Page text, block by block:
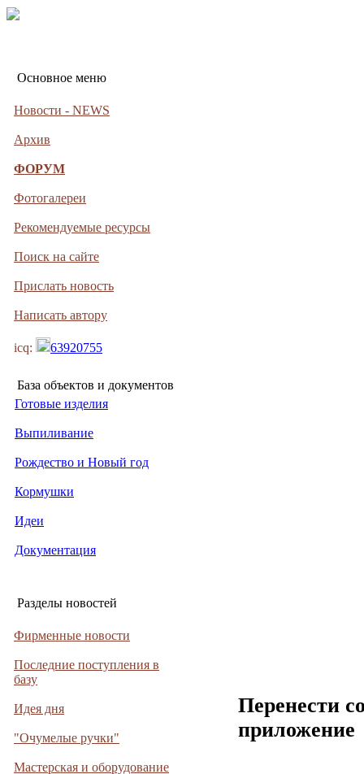
Основное меню
Новости - NEWS
Архив
ФОРУМ
Фотогалереи
Рекомендуемые ресурсы
Поиск на сайте
Прислать новость
Написать автору
icq: 63920755
База объектов и документов
Готовые изделия
Выпиливание
Рождество и Новый год
Кормушки
Идеи
Документация
Разделы новостей
Фирменные новости
Последние поступления в
базу
Идея дня
"Очумелые ручки"
Мастерская и оборудование
Перенести
приложение